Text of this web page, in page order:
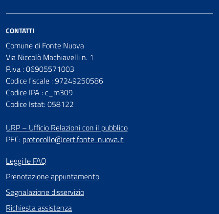
CONTATTI
Comune di Fonte Nuova
Via Niccolò Machiavelli n. 1
P.iva : 06905571003
Codice fiscale : 97249250586
Codice IPA : c_m309
Codice Istat: 058122
URP – Ufficio Relazioni con il pubblico
PEC: protocollo@cert.fonte-nuova.it
Leggi le FAQ
Prenotazione appuntamento
Segnalazione disservizio
Richiesta assistenza